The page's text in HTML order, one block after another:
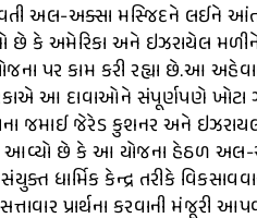
અલ-અક્સા મસ્જિદને લઈને
છે કે અમેરિકા અને ઇઝરાયેલ
પર કામ કરી રહ્યા છે.આ
આ દાવાઓને સંપૂર્ણપણે ખોટા
જમાઈ જેરેડ કુશનર અને
આવ્યો છે કે આ યોજના હેઠળ
ધાર્મિક કેન્દ્ર તરીકે
પ્રાર્થના કરવાની મંજૂરી